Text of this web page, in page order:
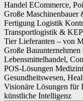
Handel ECommerce,
Große Maschinenbauer
Fertigung Logistik
Transportlogistik &
Tier Lieferanten – von
Große
Lebensmittelhandel,
POS-Lösungen
Gesundheitswesen,
Visionäre Lösungen für
künstliche Intelligenz